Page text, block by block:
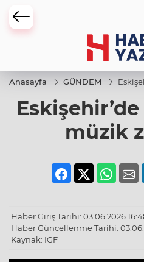
Anasayfa GÜNDEM
müzik
müzik
Haber Giriş Tarihi: 03.06.2026
Haber Güncellenme Tarihi:
Kaynak: IGF